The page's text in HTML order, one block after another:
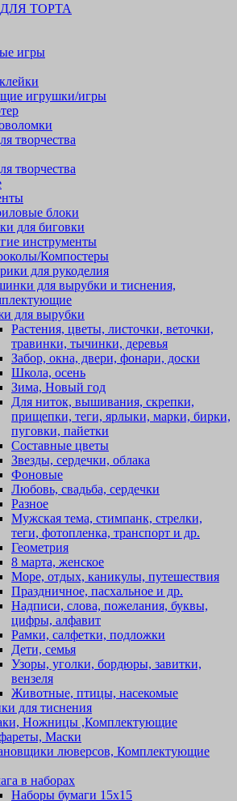
ТОРТА
игры
игрушки/игры
творчества
творчества
блоки
для биговки
инструменты
Компостеры
для рукоделия
для вырубки и тиснения,
для вырубки
Растения, цветы, листочки, веточки,
травинки, тычинки, деревья
Забор, окна, двери, фонари, доски
Школа, осень
Зима, Новый год
Для ниток, вышивания, скрепки,
прищепки, теги, ярлыки, марки, бирки,
пуговки, пайетки
Составные цветы
Звезды, сердечки, облака
Фоновые
Любовь, свадьба, сердечки
Разное
Мужская тема, стимпанк, стрелки,
теги, фотопленка, транспорт и др.
Геометрия
8 марта, женское
Море, отдых, каникулы, путешествия
Праздничное, пасхальное и др.
Надписи, слова, пожелания, буквы,
цифры, алфавит
Рамки, салфетки, подложки
Дети, семья
Узоры, уголки, бордюры, завитки,
вензеля
Животные, птицы, насекомые
для тиснения
Ножницы ,Комплектующие
Маски
люверсов, Комплектующие
в наборах
Наборы бумаги 15х15